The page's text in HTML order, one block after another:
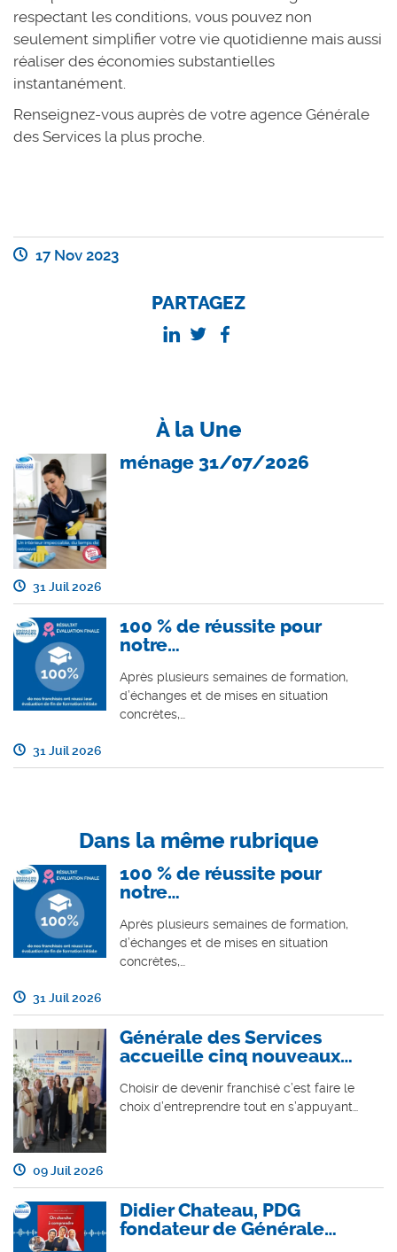
respectant les conditions, vous pouvez non
seulement simplifier votre vie quotidienne mais aussi
réaliser des économies substantielles
instantanément.
Renseignez-vous auprès de votre agence Générale
des Services la plus proche.
17 Nov 2023
PARTAGEZ
À la Une
ménage 31/07/2026
31 Juil 2026
100 % de réussite pour
notre…
Après plusieurs semaines de formation,
d’échanges et de mises en situation
concrètes,…
31 Juil 2026
Dans la même rubrique
100 % de réussite pour
notre…
Après plusieurs semaines de formation,
d’échanges et de mises en situation
concrètes,…
31 Juil 2026
Générale des Services
accueille cinq nouveaux…
Choisir de devenir franchisé c’est faire le
choix d’entreprendre tout en s’appuyant…
09 Juil 2026
Didier Chateau, PDG
fondateur de Générale…